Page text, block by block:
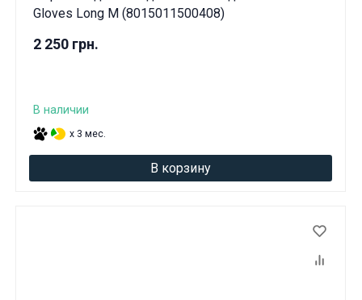
Gloves Long M (8015011500408)
2 250 грн.
В наличии
x 3 мес.
В корзину